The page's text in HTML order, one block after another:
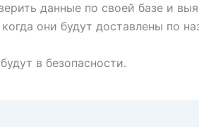
данные по своей базе и
они будут доставлены по
в безопасности.